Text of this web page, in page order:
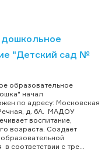
"Детский сад №
образовательное
начал
по адресу: Московская
д. 6А. МАДОУ
воспитание,
возраста. Создает
соответствии с тре...